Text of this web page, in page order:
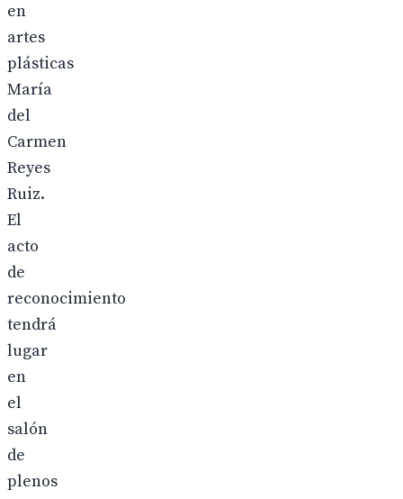
en
artes
plásticas
María
del
Carmen
Reyes
Ruiz.
El
acto
de
reconocimiento
tendrá
lugar
en
el
salón
de
plenos